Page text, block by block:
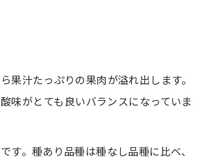
果汁たっぷりの果肉が溢れ出します。
味がとても良いバランスになっていま
です。種あり品種は種なし品種に比べ、